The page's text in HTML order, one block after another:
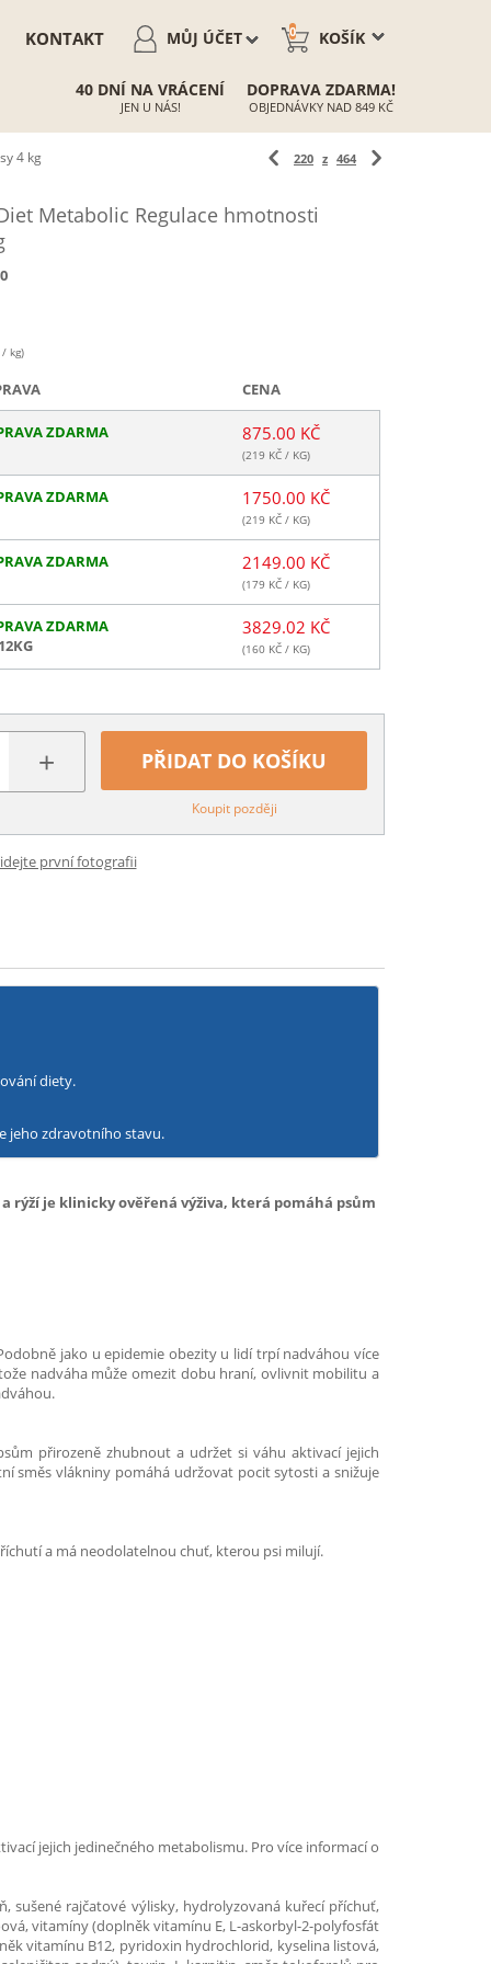
KOŠÍK
0
MŮJ ÚČET
KONTAKT
40 DNÍ NA VRÁCENÍ
JEN U NÁS!
DOPRAVA ZDARMA!
OBJEDNÁVKY NAD 849 KČ
4 kg 220 z 464
Metabolic Regulace hmotnosti
kg)
CENA
ZDARMA 875.00 KČ
(219 KČ / KG)
ZDARMA 1750.00 KČ
(219 KČ / KG)
ZDARMA 2149.00 KČ
(179 KČ / KG)
ZDARMA
3829.02 KČ
(160KČ / KG)
+ PŘIDAT DO KOŠÍKU
Koupit později
první fotografii
diety.
jeho zdravotního stavu.
rýží je klinicky ověřená výživa, která pomáhá psům
jako u epidemie obezity u lidí trpí nadváhou více
nadváha může omezit dobu hraní, ovlivnit mobilitu a
přirozeně zhubnout a udržet si váhu aktivací jejich
směs vlákniny pomáhá udržovat pocit sytosti a snižuje
a má neodolatelnou chuť, kterou psi milují.
jejich jedinečného metabolismu. Pro více informací o
sušené rajčatové výlisky, hydrolyzovaná kuřecí příchuť,
vitamíny (doplněk vitamínu E, L-askorbyl-2-polyfosfát
vitamínu B12, pyridoxin hydrochlorid, kyselina listová,